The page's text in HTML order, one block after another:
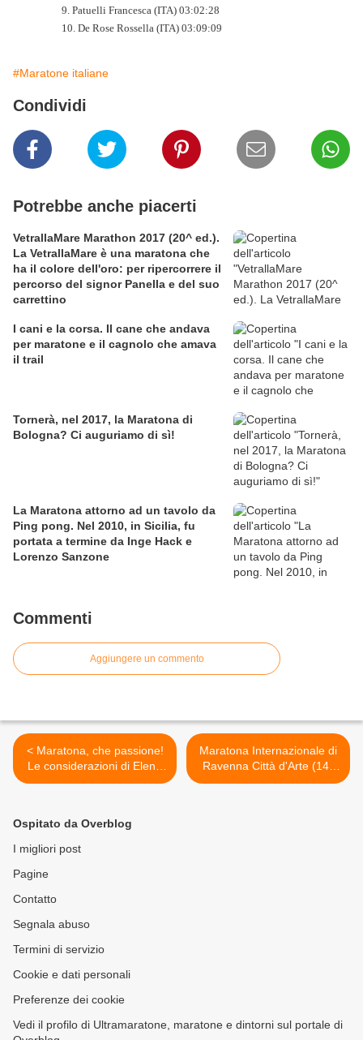
9. Patuelli Francesca (ITA) 03:02:28
10. De Rose Rossella (ITA) 03:09:09
#Maratone italiane
Condividi
Potrebbe anche piacerti
VetrallaMare Marathon 2017 (20^ ed.).
La VetrallaMare è una maratona che
ha il colore dell'oro: per ripercorrere il
percorso del signor Panella e del suo
carrettino
I cani e la corsa. Il cane che andava
per maratone e il cagnolo che amava
il trail
Tornerà, nel 2017, la Maratona di
Bologna? Ci auguriamo di sì!
La Maratona attorno ad un tavolo da
Ping pong. Nel 2010, in Sicilia, fu
portata a termine da Inge Hack e
Lorenzo Sanzone
Commenti
Aggiungere un commento
< Maratona, che passione!
Le considerazioni di Elena
Cifali ci fanno lanciare uno
elicitata dalla maratona
Maratona Internazionale di
Ravenna Città d'Arte (14^
ed.). Apre il novembre delle
Ospitato da Overblog
I migliori post
Pagine
Contatto
Segnala abuso
Termini di servizio
Cookie e dati personali
Preferenze dei cookie
Vedi il profilo di Ultramaratone, maratone e dintorni sul portale di